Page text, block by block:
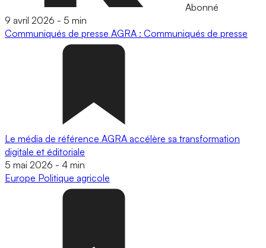
Abonné
9 avril 2026 - 5 min
Communiqués de presse AGRA : Communiqués de presse
Le média de référence AGRA accélère sa transformation
digitale et éditoriale
5 mai 2026 - 4 min
Europe Politique agricole